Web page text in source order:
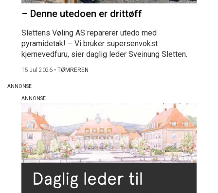
– Denne utedoen er drittøff
Slettens Vøling AS reparerer utedo med
pyramidetak! – Vi bruker supersenvokst
kjernevedfuru, sier daglig leder Sveinung Sletten.
15 Jul 2026 • TØMREREN